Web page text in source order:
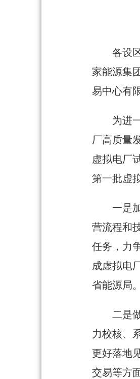
各设
家能源集
易中心有
为进
厂高质量
虚拟电厂
第一批虚
一是
营流程和
任务，力
成虚拟电
省能源局。
二是
力校核、
更好落地
交易等方